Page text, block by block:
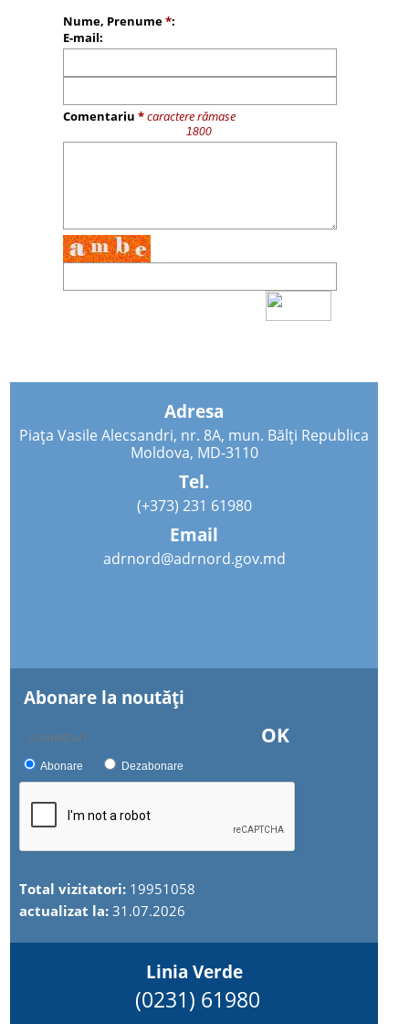
Nume, Prenume*:
E-mail:
Comentariu *caractere rămase
Adresa
Piața Vasile Alecsandri, nr. 8A, mun. Bălți Republica
Moldova, MD-3110
Tel.
(+373) 231 61980
Email
adrnord@adrnord.gov.md
Abonare la noutăţi
OK
Abonare Dezabonare
Total vizitatori: 19951058
actualizat la:31.07.2026
Linia Verde
(0231) 61980